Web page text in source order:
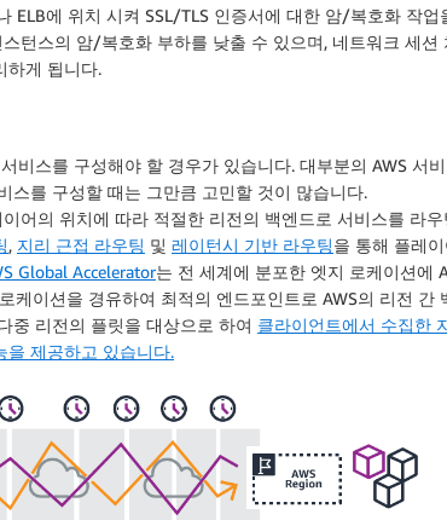
ELB에 위치 시켜 SSL/TLS 인증서에 대한 암/복호화 작업
턴스의 암/복호화 부하를 낮출 수 있으며, 네트워크 세션
하게 됩니다.
비스를 구성해야 할 경우가 있습니다. 대부분의 AWS 서
스를 구성할 때는 그만큼 고민할 것이 많습니다.
어의 위치에 따라 적절한 리전의 백엔드로 서비스를 라
, 지리 근접 라우팅 및 레이턴시 기반 라우팅을 통해 플레
Global Accelerator는 전 세계에 분포한 엣지 로케이션에
케이션을 경유하여 최적의 엔드포인트로 AWS의 리전 간
중 리전의 플릿을 대상으로 하여 클라이언트에서 수집한
을 제공하고 있습니다.